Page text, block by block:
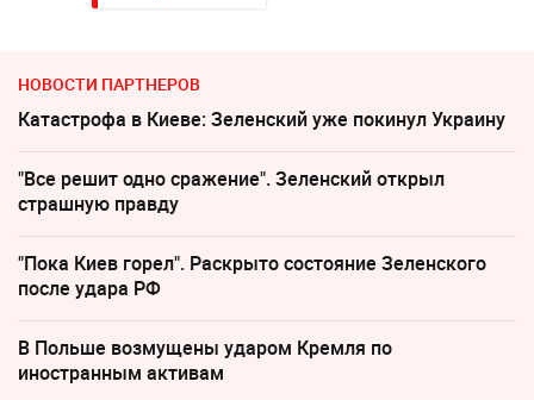
НОВОСТИ ПАРТНЕРОВ
Катастрофа в Киеве: Зеленский уже покинул Украину
"Все решит одно сражение". Зеленский открыл
страшную правду
"Пока Киев горел". Раскрыто состояние Зеленского
после удара РФ
В Польше возмущены ударом Кремля по
иностранным активам